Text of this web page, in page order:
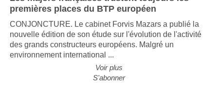
Les majors françaises trustent toujours les
premières places du BTP européen
CONJONCTURE. Le cabinet Forvis Mazars a publié la
nouvelle édition de son étude sur l'évolution de l'activité
des grands constructeurs européens. Malgré un
Voir plus